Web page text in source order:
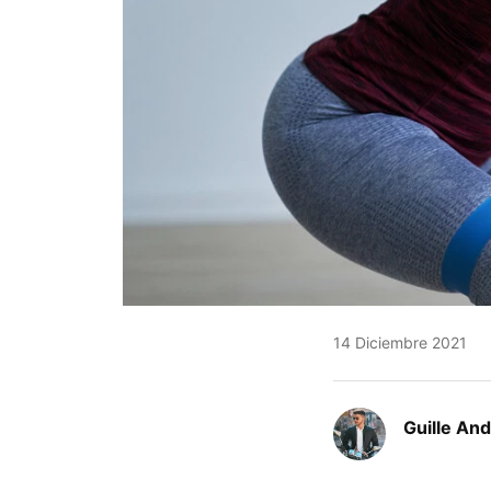
14 Diciembre 2021
Guille